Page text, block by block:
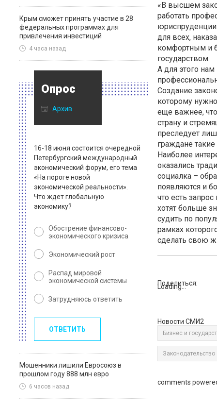
Крым сможет принять участие в 28
федеральных программах для
привлечения инвестиций
4 часа назад
Опрос
Архив
16-18 июня состоится очередной
Петербургский международный
экономический форум, его тема
«На пороге новой
экономической реальности».
Что ждет глобальную
экономику?
Обострение финансово-
экономического кризиса
Экономический рост
Распад мировой
экономической системы
Затрудняюсь ответить
ОТВЕТИТЬ
Мошенники лишили Евросоюз в
прошлом году 888 млн евро
6 часов назад
«В высшем
работать
для всех,
комфортным и
государством.
А для этого
Создание
которому
еще важнее,
страну и
преследует
граждане
Наиболее
оказались
социалка –
появляются и
что есть
хотят больше
судить по
рамках
сделать свою
Поделиться:
Loading...
Новости СМИ2
Бизнес и
Законодательство
comments